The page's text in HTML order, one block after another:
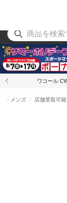
ワコール
メンズ 店舗受取可能